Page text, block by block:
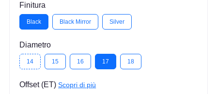
Finitura
Black Black Mirror Silver
Diametro
14 15 16 17 18
Offset (ET)Scopri di più